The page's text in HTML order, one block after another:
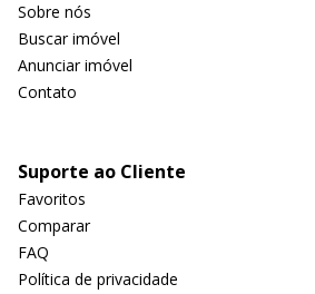
Sobre nós
Buscar imóvel
Anunciar imóvel
Contato
Suporte ao Cliente
Favoritos
Comparar
FAQ
Política de privacidade